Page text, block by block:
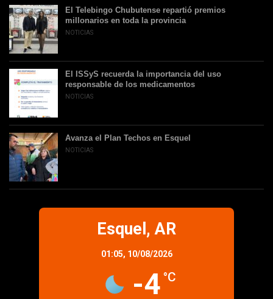
El Telebingo Chubutense repartió premios
millonarios en toda la provincia
NOTICIAS
El ISSyS recuerda la importancia del uso
responsable de los medicamentos
NOTICIAS
Avanza el Plan Techos en Esquel
NOTICIAS
Esquel, AR
01:05, 10/08/2026
-4 °C